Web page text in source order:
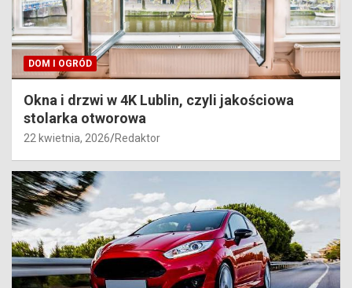
DOM I OGRÓD
Okna i drzwi w 4K Lublin, czyli jakościowa
stolarka otworowa
22 kwietnia, 2026 Redaktor